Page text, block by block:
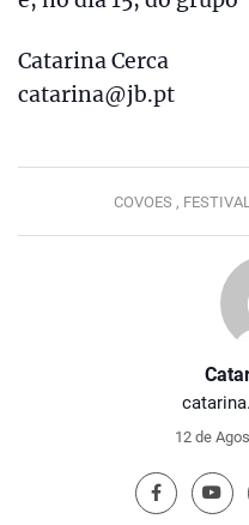
12 de
Catarina Cerca
catarina@jb.pt
COVOES ,